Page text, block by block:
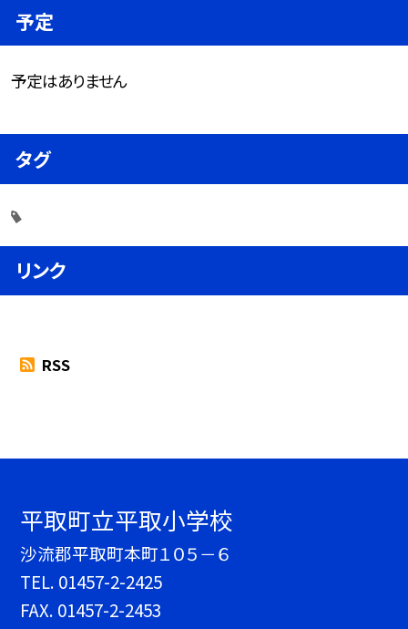
予定
予定はありません
タグ
リンク
RSS
平取町立平取小学校
沙流郡平取町本町１０５－６
TEL. 01457-2-2425
FAX. 01457-2-2453